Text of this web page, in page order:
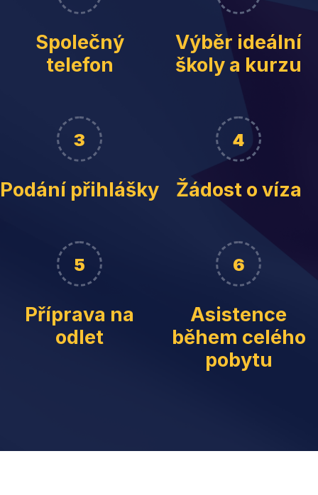
Společný
telefon
Výběr ideální
školy a kurzu
3
Podání přihlášky
4
Žádost o víza
5
Příprava na
odlet
6
Asistence
během celého
pobytu